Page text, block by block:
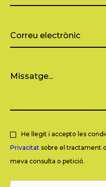
He llegit i accepto les
Privacitat sobre el tractament
meva consulta o petició.